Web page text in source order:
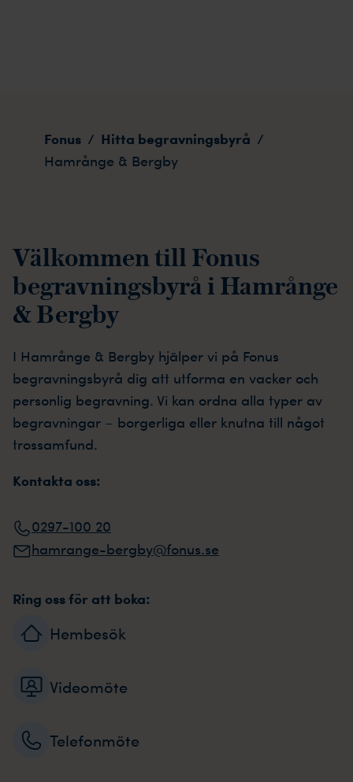
Fonus / Hitta begravningsbyrå /
Hamrånge & Bergby
Välkommen till Fonus
begravningsbyrå i Hamrånge
& Bergby
I Hamrånge & Bergby hjälper vi på Fonus
begravningsbyrå dig att utforma en vacker och
personlig begravning. Vi kan ordna alla typer av
begravningar – borgerliga eller knutna till något
trossamfund.
Kontakta oss:
0297-100 20
hamrange-bergby@fonus.se
Ring oss för att boka:
Hembesök
Videomöte
Telefonmöte